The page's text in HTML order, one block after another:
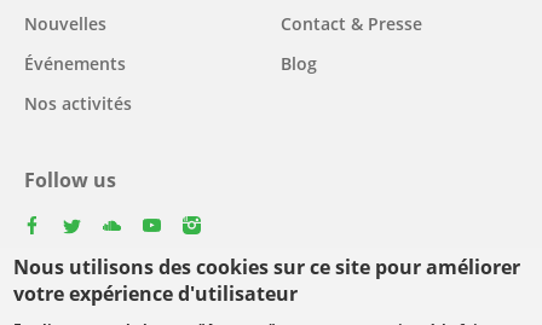
Nous utilisons des cookies sur ce site pour améliorer
votre expérience d'utilisateur
Nouvelles
Événements
Nos activités
Contact & Presse
Blog
Follow us
Select
your